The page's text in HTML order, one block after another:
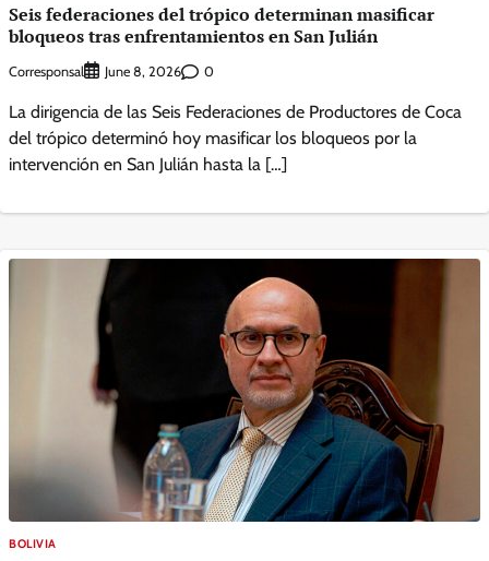
Seis federaciones del trópico determinan masificar
bloqueos tras enfrentamientos en San Julián
Corresponsal June 8, 2026 0
La dirigencia de las Seis Federaciones de Productores de Coca
del trópico determinó hoy masificar los bloqueos por la
intervención en San Julián hasta la […]
BOLIVIA